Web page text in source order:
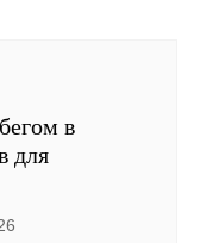
в
для